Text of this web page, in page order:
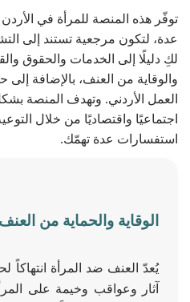
توفّر هذه المنصة للمرأة في
عدة، لتكون مرجعية تستند إلى
لكِ دليلًا إلى الخدمات والحقوق
والوقاية من العنف، بالإضافة إلى
العمل الأردني. وتهدف المنصة
اجتماعيًا واقتصاديًا من خلال
استفسارات عدة تهمّك.
الوقاية والحماية من العنف
يُعدّ العنف ضد المرأة انتهاكاً
آثار وعواقب وخيمة على